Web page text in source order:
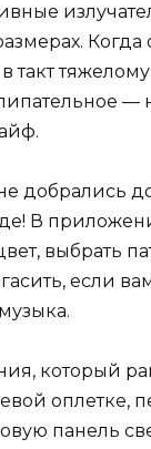
такт
—
добрались
В
выбрать
если
который
оплетке,
панель